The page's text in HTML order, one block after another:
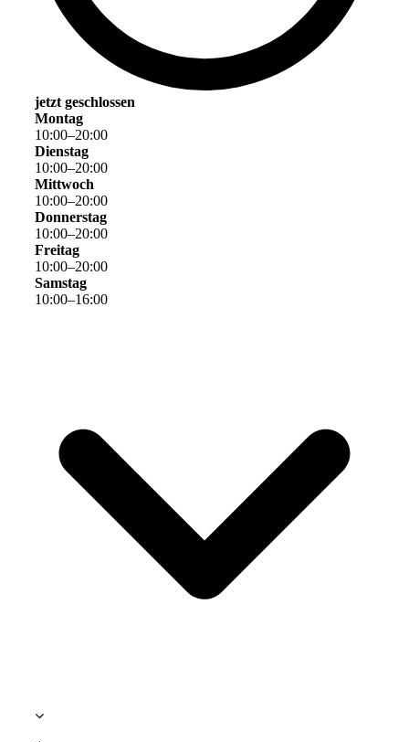
jetzt geschlossen
Montag
10:00–20:00
Dienstag
10:00–20:00
Mittwoch
10:00–20:00
Donnerstag
10:00–20:00
Freitag
10:00–20:00
Samstag
10:00–16:00